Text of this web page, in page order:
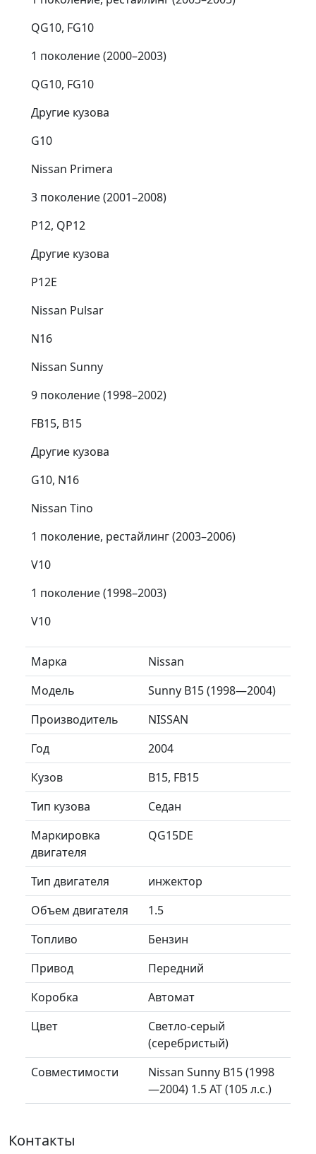
QG10, FG10
1 поколение (2000⁠–⁠2003)
QG10, FG10
Другие кузова
G10
Nissan Primera
3 поколение (2001⁠–⁠2008)
P12, QP12
Другие кузова
P12E
Nissan Pulsar
N16
Nissan Sunny
9 поколение (1998⁠–⁠2002)
FB15, B15
Другие кузова
G10, N16
Nissan Tino
1 поколение, рестайлинг (2003⁠–⁠2006)
V10
1 поколение (1998⁠–⁠2003)
V10
Марка
Nissan
Модель
Sunny B15 (1998—2004)
Производитель
NISSAN
Год
2004
Кузов
B15, FB15
Тип кузова
Седан
Маркировка
двигателя
QG15DE
Тип двигателя
инжектор
Объем двигателя
1.5
Топливо
Бензин
Привод
Передний
Коробка
Автомат
Цвет
Светло-серый
(серебристый)
Совместимости
Nissan Sunny B15 (1998
—2004) 1.5 AT (105 л.с.)
Контакты